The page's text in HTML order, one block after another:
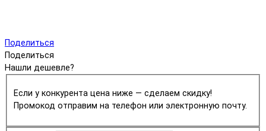
Поделиться
Поделиться
Нашли дешевле?
Если у конкурента цена ниже — сделаем скидку!
Промокод отправим на телефон или электронную почту.